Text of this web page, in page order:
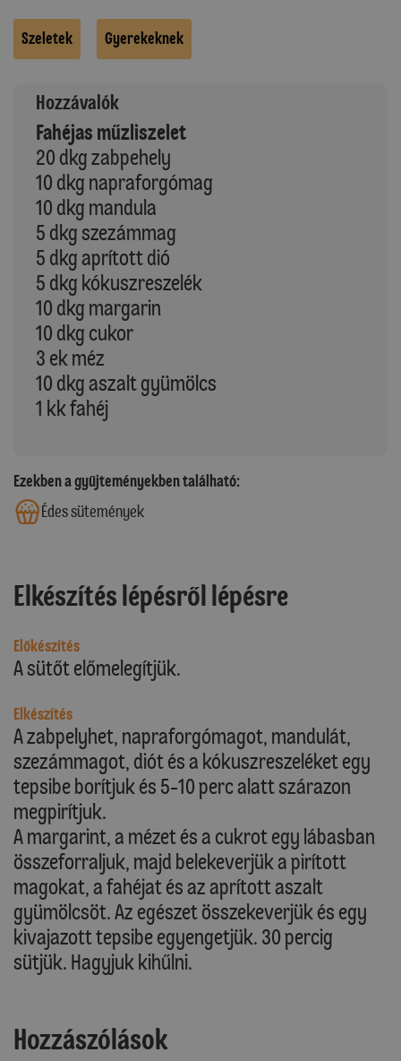
Szeletek Gyerekeknek
Hozzávalók
Fahéjas műzliszelet
20 dkg zabpehely
10 dkg napraforgómag
10 dkg mandula
5 dkg szezámmag
5 dkg aprított dió
5 dkg kókuszreszelék
10 dkg margarin
10 dkg cukor
3 ek méz
10 dkg aszalt gyümölcs
1 kk fahéj
Ezekben a gyűjteményekben található:
Édes sütemények
Elkészítés lépésről lépésre
Előkészítés
A sütőt előmelegítjük.
Elkészítés
A zabpelyhet, napraforgómagot, mandulát,
szezámmagot, diót és a kókuszreszeléket egy
tepsibe borítjuk és 5-10 perc alatt szárazon
megpirítjuk.
A margarint, a mézet és a cukrot egy lábasban
összeforraljuk, majd belekeverjük a pirított
magokat, a fahéjat és az aprított aszalt
gyümölcsöt. Az egészet összekeverjük és egy
kivajazott tepsibe egyengetjük. 30 percig
sütjük. Hagyjuk kihűlni.
Hozzászólások